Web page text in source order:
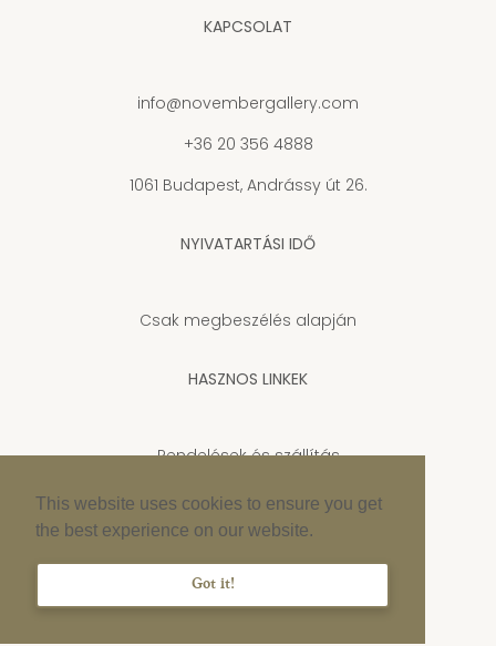
This website uses cookies to ensure you get
the best experience on our website.
Got it!
KAPCSOLAT
info@novembergallery.com
+36 20 356 4888
1061 Budapest, Andrássy út 26.
NYIVATARTÁSI IDŐ
Csak megbeszélés alapján
HASZNOS LINKEK
Rendelések és szállítás
Adatkezelési tájékoztató
Cookie szabályzat
Impresszum